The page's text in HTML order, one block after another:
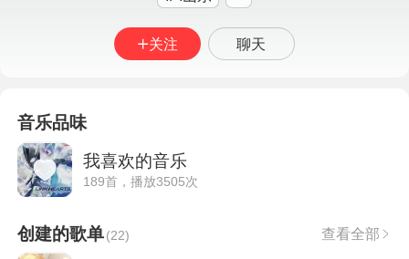
关注 聊天
音乐品味
我喜欢的音乐
189首，播放3505次
创建的歌单(22) 查看全部